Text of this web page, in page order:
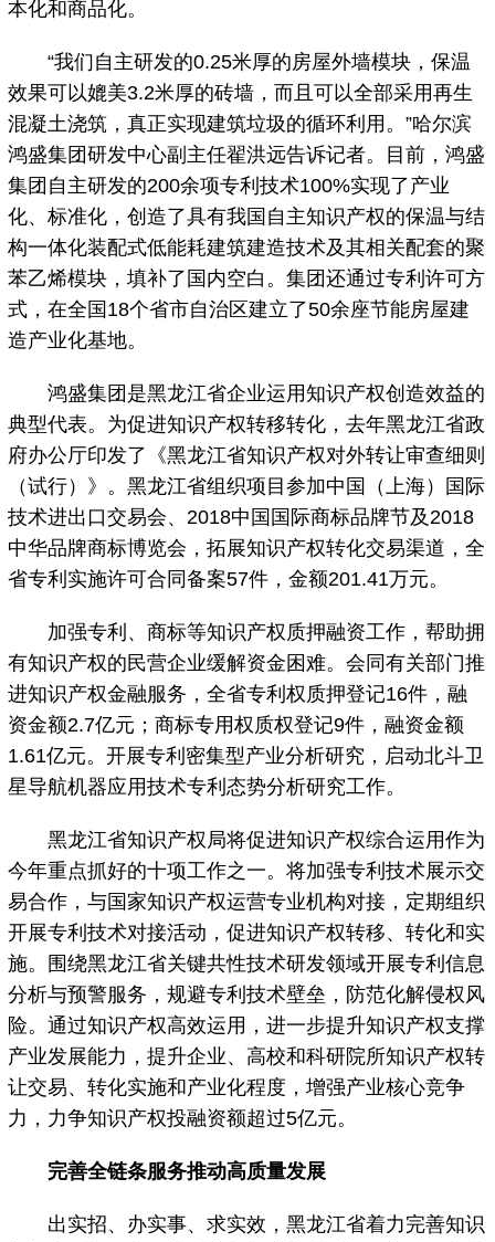
本化和商品化。
“我们自主研发的0.25米厚的房屋外墙模块，保温
效果可以媲美3.2米厚的砖墙，而且可以全部采用再生
混凝土浇筑，真正实现建筑垃圾的循环利用。”哈尔滨
鸿盛集团研发中心副主任翟洪远告诉记者。目前，鸿盛
集团自主研发的200余项专利技术100%实现了产业
化、标准化，创造了具有我国自主知识产权的保温与结
构一体化装配式低能耗建筑建造技术及其相关配套的聚
苯乙烯模块，填补了国内空白。集团还通过专利许可方
式，在全国18个省市自治区建立了50余座节能房屋建
造产业化基地。
鸿盛集团是黑龙江省企业运用知识产权创造效益的
典型代表。为促进知识产权转移转化，去年黑龙江省政
府办公厅印发了《黑龙江省知识产权对外转让审查细则
（试行）》。黑龙江省组织项目参加中国（上海）国际
技术进出口交易会、2018中国国际商标品牌节及2018
中华品牌商标博览会，拓展知识产权转化交易渠道，全
省专利实施许可合同备案57件，金额201.41万元。
加强专利、商标等知识产权质押融资工作，帮助拥
有知识产权的民营企业缓解资金困难。会同有关部门推
进知识产权金融服务，全省专利权质押登记16件，融
资金额2.7亿元；商标专用权质权登记9件，融资金额
1.61亿元。开展专利密集型产业分析研究，启动北斗卫
星导航机器应用技术专利态势分析研究工作。
黑龙江省知识产权局将促进知识产权综合运用作为
今年重点抓好的十项工作之一。将加强专利技术展示交
易合作，与国家知识产权运营专业机构对接，定期组织
开展专利技术对接活动，促进知识产权转移、转化和实
施。围绕黑龙江省关键共性技术研发领域开展专利信息
分析与预警服务，规避专利技术壁垒，防范化解侵权风
险。通过知识产权高效运用，进一步提升知识产权支撑
产业发展能力，提升企业、高校和科研院所知识产权转
让交易、转化实施和产业化程度，增强产业核心竞争
力，力争知识产权投融资额超过5亿元。
完善全链条服务推动高质量发展
出实招、办实事、求实效，黑龙江省着力完善知识